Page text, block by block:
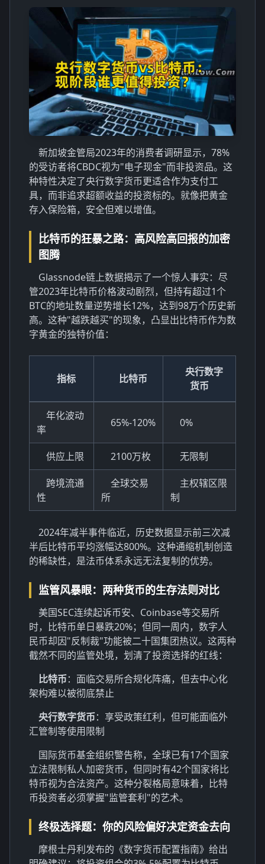
新加坡金管局2023年的消费者调研显示，78%
的受访者将CBDC视为"电子现金"而非投资品。这
种特性决定了央行数字货币更适合作为支付工
具，而非追求超额收益的投资标的。就像把黄金
存入保险箱，安全但难以增值。
比特币的狂暴之路：高风险高回报的加密
图腾
Glassnode链上数据揭示了一个惊人事实：尽
管2023年比特币价格波动剧烈，但持有超过1个
BTC的地址数量逆势增长12%，达到98万个历史新
高。这种"越跌越买"的现象，凸显出比特币作为数
字黄金的独特价值：
指标 比特币
央行数字
货币
年化波动
率
65%-120% 0%
供应上限 2100万枚 无限制
跨境流通
性
全球交易
所
主权辖区限
制
2024年减半事件临近，历史数据显示前三次减
半后比特币平均涨幅达800%。这种通缩机制创造
的稀缺性，是法币体系永远无法复制的优势。
监管风暴眼：两种货币的生存法则对比
美国SEC连续起诉币安、Coinbase等交易所
时，比特币单日暴跌20%；但同一周内，数字人
民币却因"反制裁"功能被二十国集团热议。这两种
截然不同的监管处境，划清了投资选择的红线：
比特币：面临交易所合规化阵痛，但去中心化
架构难以被彻底禁止
央行数字货币：享受政策红利，但可能面临外
汇管制等使用限制
国际货币基金组织警告称，全球已有17个国家
立法限制私人加密货币，但同时有42个国家将比
特币视为合法资产。这种分裂格局意味着，比特
币投资者必须掌握"监管套利"的艺术。
终极选择题：你的风险偏好决定资金去向
摩根士丹利发布的《数字货币配置指南》给出